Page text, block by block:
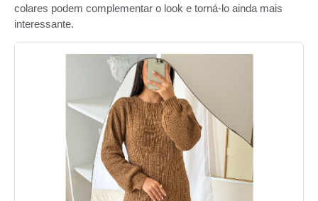
colares podem complementar o look e torná-lo ainda mais
interessante.